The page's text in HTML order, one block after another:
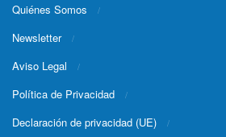
Quiénes Somos
Newsletter
Aviso Legal
Política de Privacidad
Declaración de privacidad (UE)